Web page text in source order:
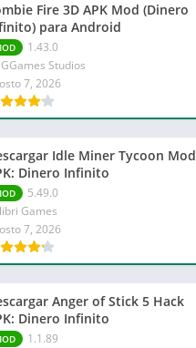
Fire 3D APK Mod (Dinero
para Android
1.43.0
Studios
7, 2026
Idle Miner Tycoon Mod
Dinero Infinito
5.49.0
Games
7, 2026
Anger of Stick 5 Hack
Dinero Infinito
1.1.89